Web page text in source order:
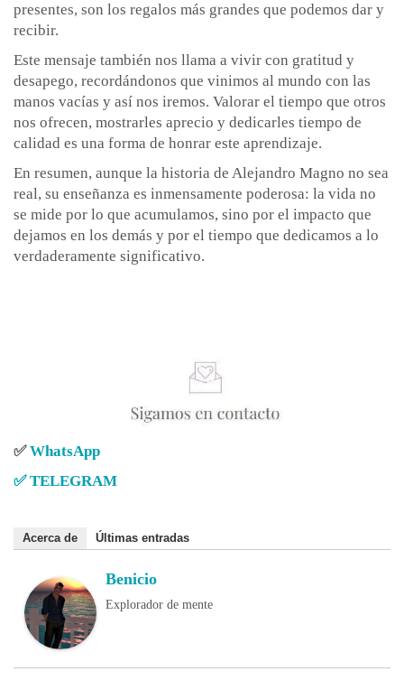
presentes, son los regalos más grandes que podemos dar y
recibir.
Este mensaje también nos llama a vivir con gratitud y
desapego, recordándonos que vinimos al mundo con las
manos vacías y así nos iremos. Valorar el tiempo que otros
nos ofrecen, mostrarles aprecio y dedicarles tiempo de
calidad es una forma de honrar este aprendizaje.
En resumen, aunque la historia de Alejandro Magno no sea
real, su enseñanza es inmensamente poderosa: la vida no
se mide por lo que acumulamos, sino por el impacto que
dejamos en los demás y por el tiempo que dedicamos a lo
verdaderamente significativo.
✅WhatsApp
✅ TELEGRAM
Acerca de Últimas entradas
Benicio
Explorador de mente